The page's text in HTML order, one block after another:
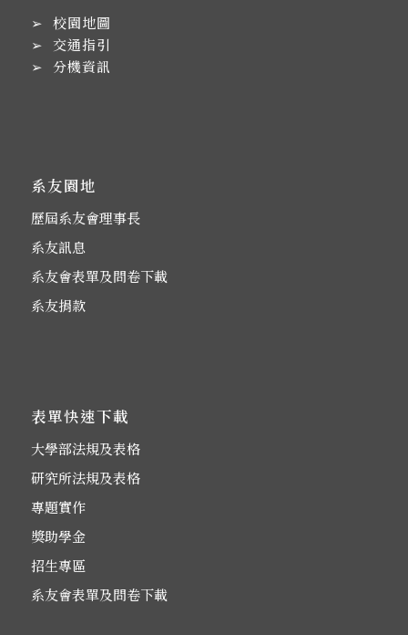
➢ 校園地圖
➢ 交通指引
➢ 分機資訊
系友園地
歷屆系友會理事長
系友訊息
系友會表單及問卷下載
系友捐款
表單快速下載
大學部法規及表格
研究所法規及表格
專題實作
獎助學金
招生專區
系友會表單及問卷下載